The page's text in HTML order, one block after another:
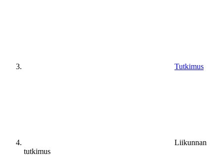
Tutkimus
Liikunnan
tutkimus